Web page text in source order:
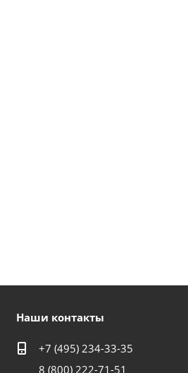
Наши контакты
+7 (495) 234-33-35
8 (800) 222-71-51